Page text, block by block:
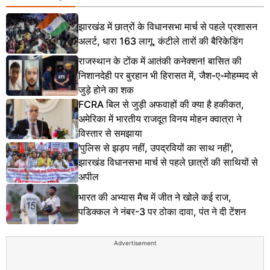
झारखंड में छात्रों के विधानसभा मार्च से पहले प्रशासन
अलर्ट, धारा 163 लागू, कंटीले तारों की बैरिकेडिंग
राजस्थान के टोंक में आतंकी कनेक्शन! बासित की
निशानदेही पर बुरहान भी हिरासत में, जैश-ए-मोहम्मद से
जुड़े होने का शक
FCRA बिल से जुड़ी अफवाहों की क्या है हकीकत,
अमेरिका में भारतीय राजदूत विनय मोहन क्वात्रा ने
विस्तार से समझाया
'पुलिस से झड़प नहीं, उपद्रवियों का साथ नहीं',
झारखंड विधानसभा मार्च से पहले छात्रों की साथियों से
अपील
भारत की अभ्यास मैच में जीत ने खोले कई राज,
पडिक्कल ने नंबर-3 पर ठोका दावा, पंत ने दी टेंशन
Advertisement